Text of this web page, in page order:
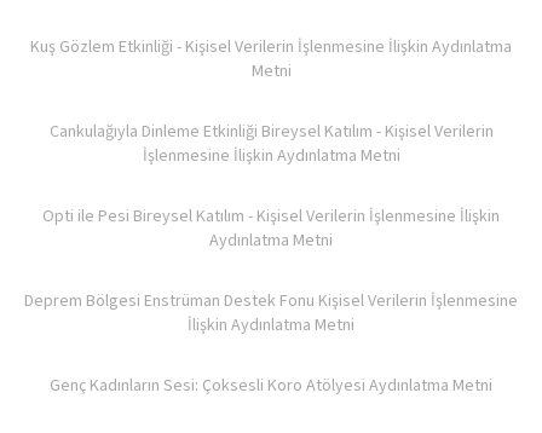
Kuş Gözlem Etkinliği - Kişisel Verilerin İşlenmesine İlişkin Aydınlatma
Metni
Cankulağıyla Dinleme Etkinliği Bireysel Katılım - Kişisel Verilerin
İşlenmesine İlişkin Aydınlatma Metni
Opti ile Pesi Bireysel Katılım - Kişisel Verilerin İşlenmesine İlişkin
Aydınlatma Metni
Deprem Bölgesi Enstrüman Destek Fonu Kişisel Verilerin İşlenmesine
İlişkin Aydınlatma Metni
Genç Kadınların Sesi: Çoksesli Koro Atölyesi Aydınlatma Metni